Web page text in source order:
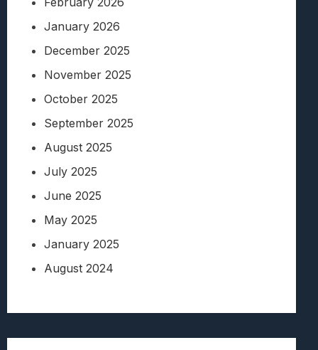
January 2026
December 2025
November 2025
October 2025
September 2025
August 2025
July 2025
June 2025
May 2025
January 2025
August 2024